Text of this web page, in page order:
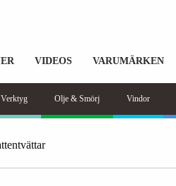
VIDEOS VARUMÄRKEN
Verktyg Olje & Smörj Vindor